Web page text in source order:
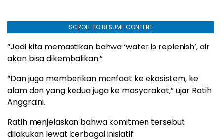
SCROLL TO RESUME CONTENT
“Jadi kita memastikan bahwa ‘water is replenish’, air
akan bisa dikembalikan.”
“Dan juga memberikan manfaat ke ekosistem, ke
alam dan yang kedua juga ke masyarakat,” ujar Ratih
Anggraini.
Ratih menjelaskan bahwa komitmen tersebut
dilakukan lewat berbagai inisiatif.